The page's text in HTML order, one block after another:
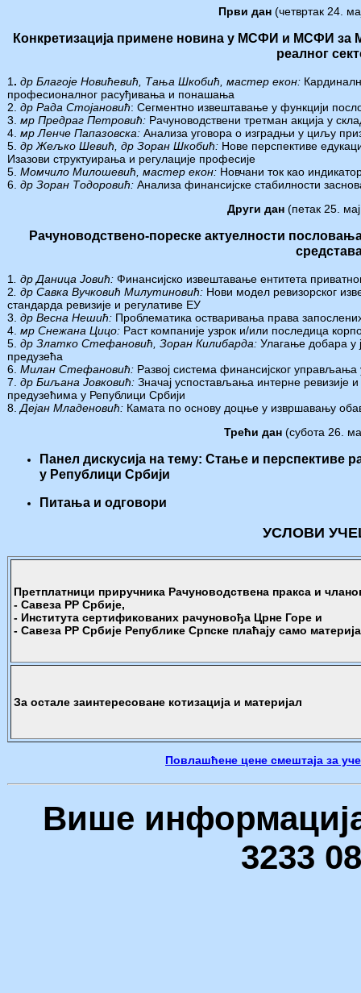
Први дан (четвртак 24.
Конкретизација примене новина у МСФИ и МСФИ за
реалног
1 . др Благоје Новићевић Тања Шкобић, мастер екон:
професионалног расуђивања и понашања
2. др Рада Стојановић: Сегментно извештавање у функцији
3. мр Предраг Петровић: Рачуноводствени третман акција у
4. мр Ленче Папазовска: Анализа уговора о изградњи у циљу
5. др Жељко Шевић, др Зоран Шкобић: Нове перспективе
Изазови структуирања и регулације професије
5. Момчило Милошевић, мастер екон: Новчани ток као
6. др Зоран Тодоровић: Анализа финансијске стабилности
Други дан (петак 25.
Рачуноводственo-пореске aктуелности
1 . др Даница Јовић: Финансијско извештавање ентитета
2 . др Савка Вучковић Милутиновић: Нови модел ревизорског
стандарда ревизије и регулативе ЕУ
3. др Весна Нешић: Проблематика остваривања права
4. мр Снежана Цицо: Раст компаније узрок и/или последица
5. др Златко Стефановић, Зоран Килибарда: Улагање добара у
предузећа
6. Милан Стефановић: Развој система финансијског управљања
7. др Биљана Јовковић: Значај успостављања интерне ревизије
предузећима у Републици Србији
8. Дејан Младеновић: Камата по основу доцње у извршавању
Трећи дан (субота 26.
Панел дискусија на тему: Стање и перспективе
у Републици Србији
Питања и одговори
УСЛОВИ
Претплатници приручника Рачуноводствена пракса и
- Савеза РР Србије,
- Института сертификованих рачуновођа Црне Горе и
- Савеза РР Србије Републике Српске плаћају само
За остале заинтересоване котизација и материјал
Повлашћене цене смештаја за
Више
3233